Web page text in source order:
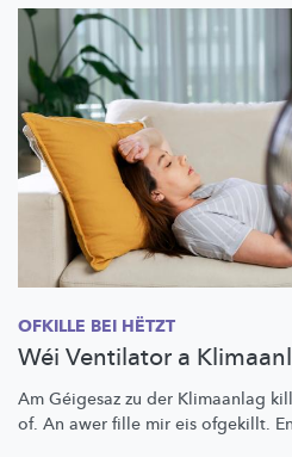
OFKILLE BEI HËTZT
Wéi Ventilator a
Am Géigesaz zu der Klimaanlag
of. An awer fille mir eis ofgekillt.